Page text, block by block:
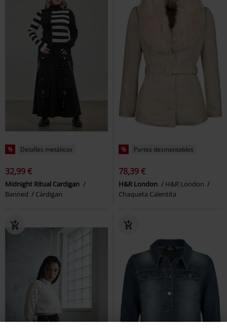
% Detalles metálicos
32,99 €
Midnight Ritual Cardigan
Banned
Cárdigan
% Partes desmontables
78,39 €
H&R London
H&R London
Chaqueta Calentita